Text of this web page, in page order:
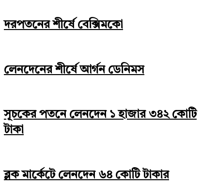
দরপতনের শীর্ষে বেক্সিমকো
লেনদেনের শীর্ষে আর্গন ডেনিমস
সূচকের পতনে লেনদেন ১ হাজার ৩৪২ কোটি
টাকা
ব্লক মার্কেটে লেনদেন ৬৪ কোটি টাকার